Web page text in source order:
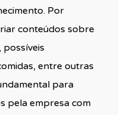
Por
conteúdos sobre
possíveis
entre outras
para
pela empresa com